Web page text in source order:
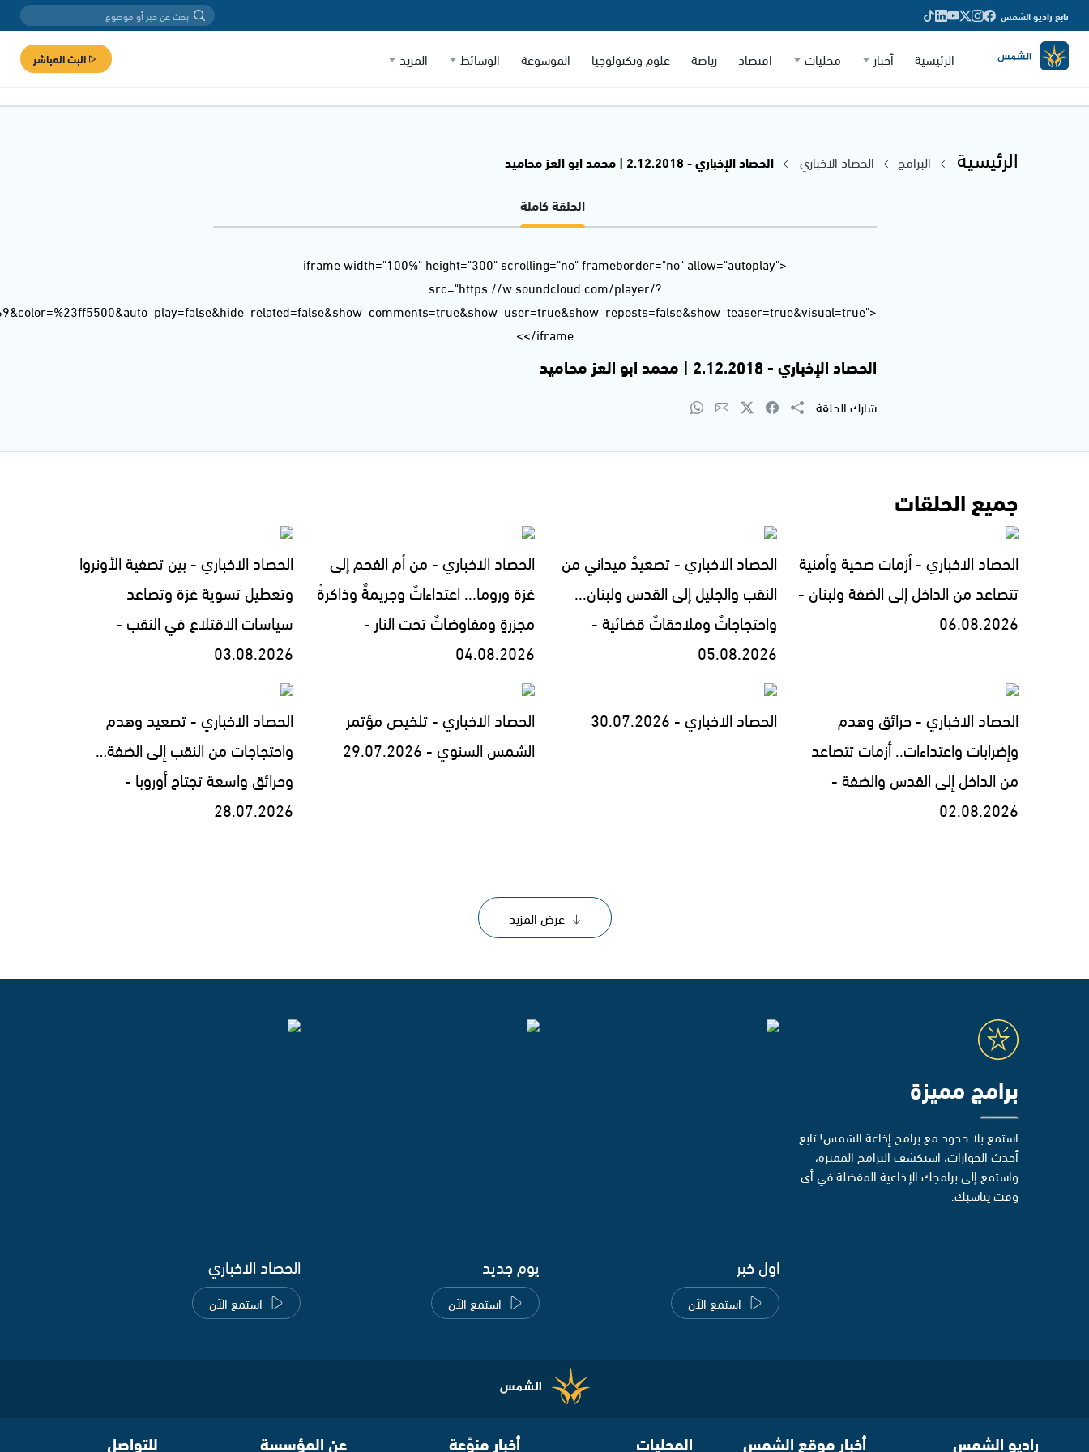
تابع راديو الشمس
الرئيسية أخبار محليات اقتصاد رياضة علوم وتكنولوجيا الموسوعة الوسائط المزيد البث المباشر
الرئيسية البرامج الحصاد الاخباري
الحصاد الإخباري - 2.12.2018 | محمد ابو العز محاميد
الحلقة كاملة
<iframe width="100%" height="300" scrolling="no" frameborder="no" allow="autoplay"
src="https://w.soundcloud.com/player/?
</iframe>
الحصاد الإخباري - 2.12.2018 | محمد ابو العز محاميد
شارك الحلقة
جميع الحلقات
الحصاد الاخباري - أزمات صحية وأمنية
تتصاعد من الداخل إلى الضفة ولبنان -
06.08.2026
الحصاد الاخباري - تصعيدٌ ميداني من
النقب والجليل إلى القدس ولبنان...
واحتجاجاتٌ وملاحقاتٌ قضائية -
05.08.2026
الحصاد الاخباري - من أم الفحم إلى
غزة وروما... اعتداءاتٌ وجريمةٌ وذاكرةُ
مجزرةٍ ومفاوضاتٌ تحت النار -
04.08.2026
الحصاد الاخباري - بين تصفية الأونروا
وتعطيل تسوية غزة وتصاعد
سياسات الاقتلاع في النقب -
03.08.2026
الحصاد الاخباري - حرائق وهدم
وإضرابات واعتداءات.. أزمات تتصاعد
من الداخل إلى القدس والضفة -
02.08.2026
الحصاد الاخباري - 30.07.2026
الحصاد الاخباري - تلخيص مؤتمر
الشمس السنوي - 29.07.2026
الحصاد الاخباري - تصعيد وهدم
واحتجاجات من النقب إلى الضفة…
وحرائق واسعة تجتاح أوروبا -
28.07.2026
عرض المزيد
برامج مميزة
استمع بلا حدود مع برامج إذاعة الشمس! تابع
أحدث الحوارات، استكشف البرامج المميزة،
واستمع إلى برامجك الإذاعية المفضلة في أي
وقت يناسبك.
اول خبر
استمع الآن
يوم جديد
استمع الآن
الحصاد الاخباري
استمع الآن
راديو الشمس أخبار موقع الشمس المحليات أخبار منوّعة عن المؤسسة للتواصل